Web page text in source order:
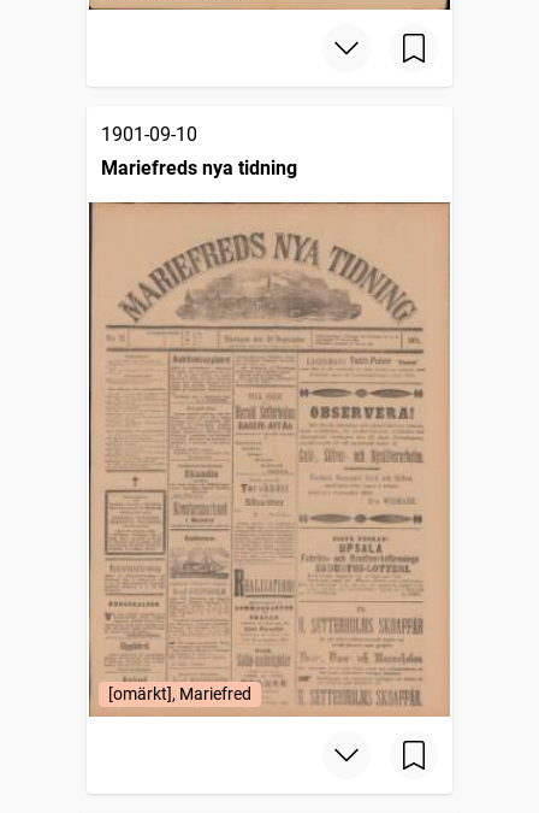
1901-09-10
Mariefreds nya tidning
[omärkt], Mariefred